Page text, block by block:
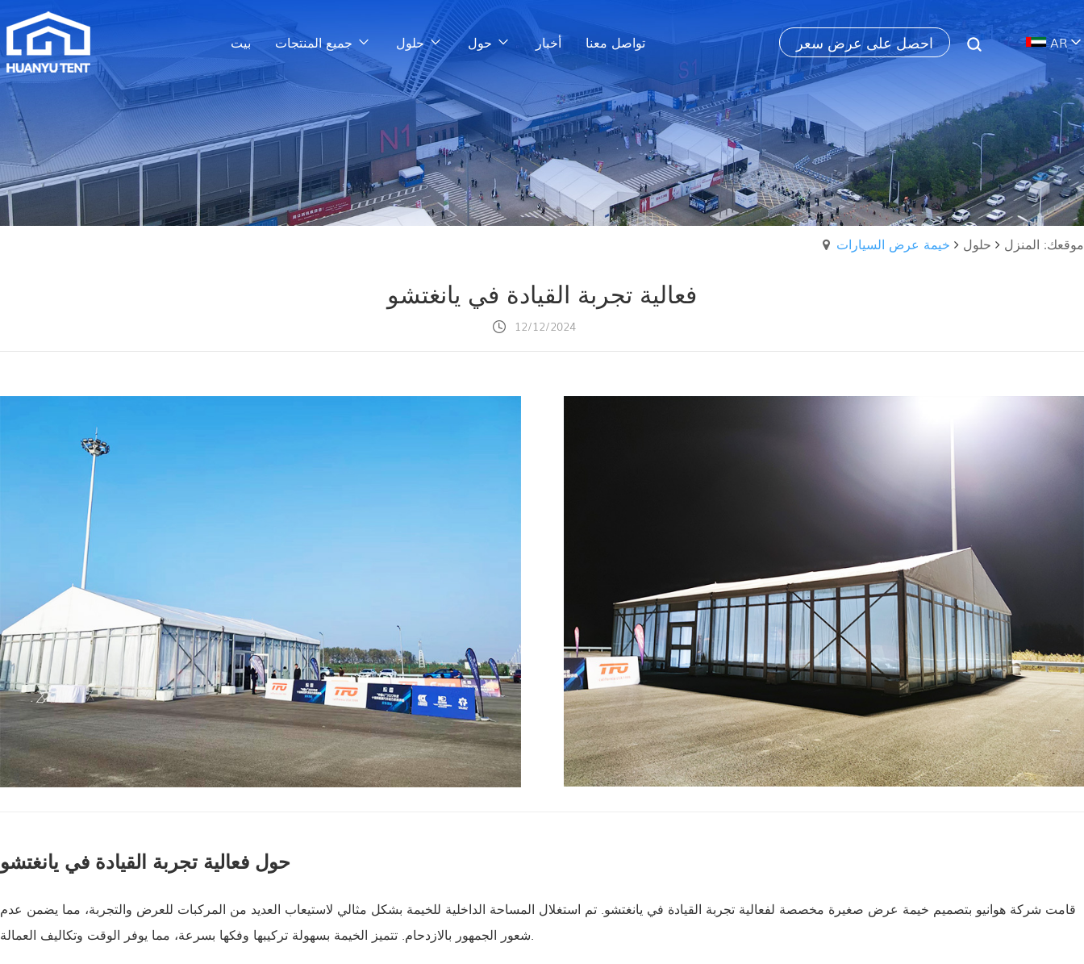
بيت جميع المنتجات حلول حول أخبار تواصل معنا احصل على عرض سعر AR
موقعك: المنزل حلول خيمة عرض السيارات
فعالية تجربة القيادة في يانغتشو
12/12/2024
حول فعالية تجربة القيادة في يانغتشو
قامت شركة هوانيو بتصميم خيمة عرض صغيرة مخصصة لفعالية تجربة القيادة في يانغتشو. تم استغلال المساحة الداخلية للخيمة بشكل مثالي لاستيعاب العديد من المركبات للعرض والتجربة، مما يضمن عدم
شعور الجمهور بالازدحام. تتميز الخيمة بسهولة تركيبها وفكها بسرعة، مما يوفر الوقت وتكاليف العمالة.